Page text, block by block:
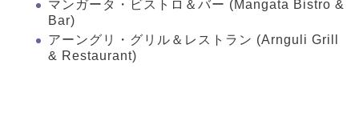
マンガータ・ビストロ＆バー (Mangata Bistro &
Bar)
アーングリ・グリル＆レストラン (Arnguli Grill
& Restaurant)